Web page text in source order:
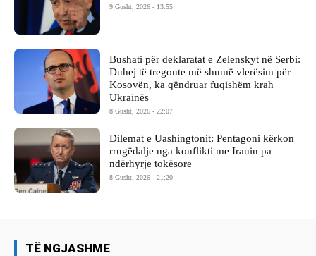
9 Gusht, 2026 - 13:55
Bushati për deklaratat e Zelenskyt në Serbi:
Duhej të tregonte më shumë vlerësim për
Kosovën, ka qëndruar fuqishëm krah
Ukrainës
8 Gusht, 2026 - 22:07
Dilemat e Uashingtonit: Pentagoni kërkon
rrugëdalje nga konflikti me Iranin pa
ndërhyrje tokësore
8 Gusht, 2026 - 21:20
TË NGJASHME